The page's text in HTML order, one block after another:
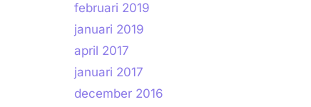
februari 2019
januari 2019
april 2017
januari 2017
december 2016